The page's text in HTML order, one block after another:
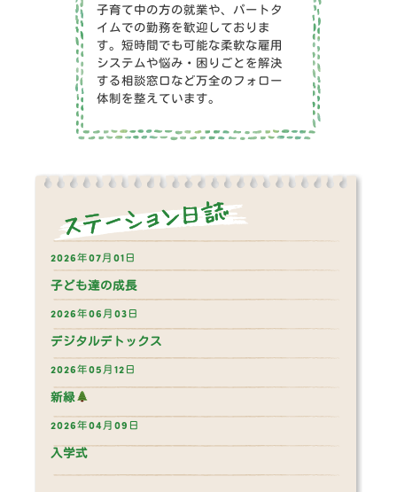
子育て中の方の就業や、パートタ
イムでの勤務を歓迎しておりま
す。短時間でも可能な柔軟な雇用
システムや悩み・困りごとを解決
する相談窓口など万全のフォロー
体制を整えています。
2026年07月01日
子ども達の成長
2026年06月03日
デジタルデトックス
2026年05月12日
新緑
2026年04月09日
入学式